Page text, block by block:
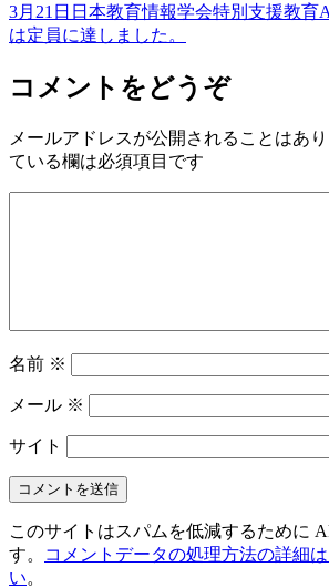
3月21日日本教育情報学会特別支援教育
は定員に達しました。
コメントをどうぞ
メールアドレスが公開されることはあり
ている欄は必須項目です
名前 ※
メール ※
サイト
このサイトはスパムを低減するために
す。
コメントデータの処理方法の詳細
い。